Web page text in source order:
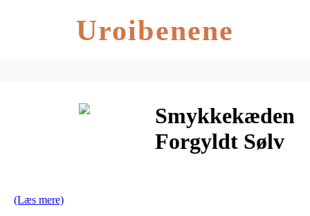
Uroibenene
Smykkekæden
Forgyldt Sølv
(Læs mere)